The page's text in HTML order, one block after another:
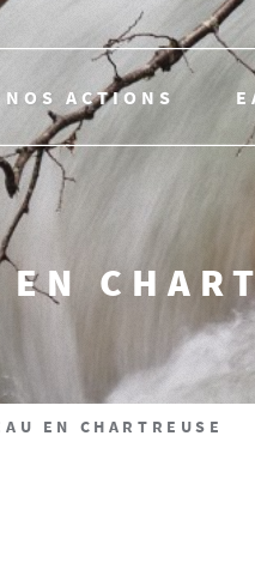
EN
NOS ACTIONS
EN CHARTREUSE